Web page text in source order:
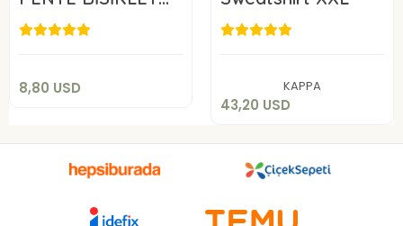
YAKA
8,80 USD
8,80 USD
KAPPA
43,20 USD
43,20 USD